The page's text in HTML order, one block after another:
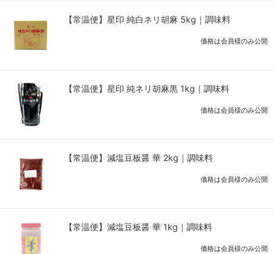
【常温便】星印 純白ネリ胡麻 5kg｜調味料
価格は会員様のみ公開
【常温便】星印 純ネリ胡麻黒 1kg｜調味料
価格は会員様のみ公開
【常温便】減塩豆板醤 華 2kg｜調味料
価格は会員様のみ公開
【常温便】減塩豆板醤 華 1kg｜調味料
価格は会員様のみ公開